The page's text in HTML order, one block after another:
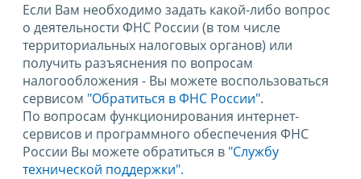
Если Вам необходимо задать какой-либо вопрос
о деятельности ФНС России (в том числе
территориальных налоговых органов) или
получить разъяснения по вопросам
налогообложения - Вы можете воспользоваться
сервисом "Обратиться в ФНС России".
По вопросам функционирования интернет-
сервисов и программного обеспечения ФНС
России Вы можете обратиться в "Службу
технической поддержки".